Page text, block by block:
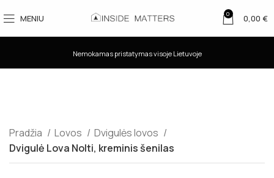
MENIU 0 0,00 €
Nemokamas pristatymas visoje Lietuvoje
Pradžia Lovos
Dvigulės lovos
Dvigulė Lova Nolti, kreminis šenilas